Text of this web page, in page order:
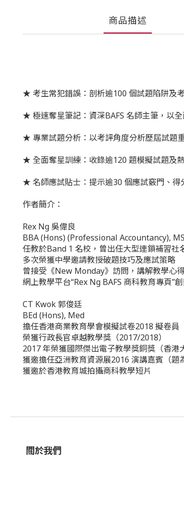
商品描述
★ 考生常犯錯誤：剖析逾100 個試題陷阱及
★ 極速奪星筆記：資深BAFS 名師主筆，以
★ 專業試題分析：以考評角度分析歷屆試題
★ 全面奪星訓練：收錄逾120 題模擬試題及
★ 名師應試貼士：提示逾30 個應試竅門、
作者簡介：
Rex Ng 吳偉良
BBA (Hons) (Professional Accountancy),
任教於Band 1 名校，曾出任大型連鎖補習社
多次榮獲中學邀請教授破題技巧及應試策略
曾接受《New Monday》訪問，講解教學心
網上教學平台“Rex Ng BAFS 商科教育專頁”
CT Kwok 郭俊廷
BEd (Hons), Med
擔任香港商業教育學會模擬試卷2018 擬卷員
榮獲行政長官卓越教學獎（2017/2018）
2017 年榮獲國際傑出電子教學獎銅獎（香港
獲邀擔任亞洲教育資源展2016 演講嘉賓（題
獲邀於香港教育城拍攝商科教學短片
關於我們